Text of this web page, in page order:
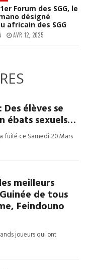
Forum des SGG, le
désigné
africain des SGG
AVR 12, 2025